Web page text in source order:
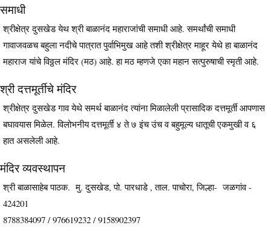
समाधी
श्रीक्षेत्र दुसखेड येथ श्री बाळानंद महाराजांची समाधी आहे. समर्थांची समाधी
गावाजवळच बहुला नदीचे पात्रात पुर्वाभिमुख आहे तशी श्रीक्षेत्र माहूर येथे हा बाळानंद
महाराज यांचे विठ्ठल मंदिर (मठ) आहे. हा मठ म्हणजे एका महान सत्पुरुषाची स्मृती आहे.
श्री दत्तमूर्तीचे मंदिर
श्रीक्षेत्र दुसखेड गाव येथे समर्थ बाळानंद त्यांना मिळालेली प्रासादिक दत्तमूर्ती आपणास
बघावयास मिळेल. विलोभनीय दत्तमूर्ती ४ ते ७ इंच उंच व बहुमूल्य धातूची एकमुखी व ६
हात असलेली आहे.
मंदिर व्यवस्थापन
श्री बाळासाहेब पाठक. मु. दुसखेड, पो. पारधाडे , ताल. पाचोरा, जिल्हा- जळगांव -
424201
8788384097 / 976619232 / 9158902397